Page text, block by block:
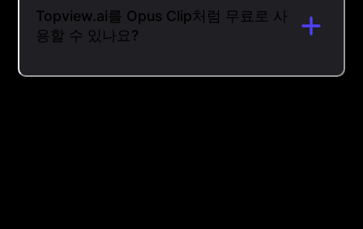
Topview.ai를 Opus Clip처럼 무료로 사
용할 수 있나요?